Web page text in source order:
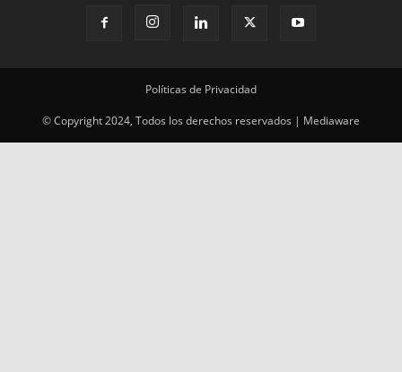
Políticas de Privacidad
© Copyright 2024, Todos los derechos reservados | Mediaware